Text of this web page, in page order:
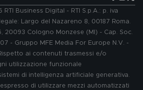
Business Digital - RTI S.p.A.: p. iva
Largo del Nazareno 8, 00187 Roma.
20093 Cologno Monzese (MI) - Cap. Soc.
- Gruppo MFE Media For Europe N.V. -
ai contenuti trasmessi e/o
utilizzazione funzionale
di intelligenza artificiale generativa.
di utilizzare mezzi automatizzati